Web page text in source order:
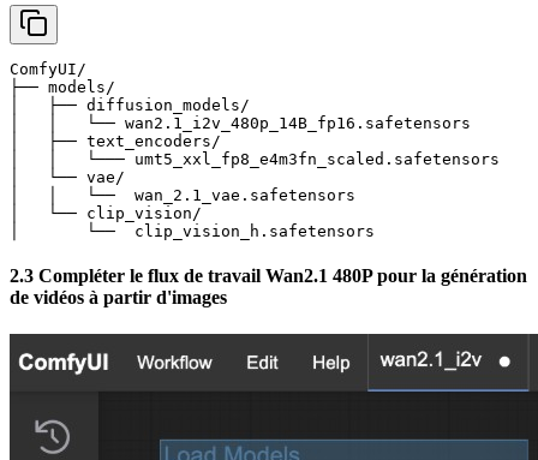
ComfyUI/
├── models/
│   ├── diffusion_models/
│   │   └── wan2.1_i2v_480p_14B_fp16.safetensors
│   ├── text_encoders/
│   │   └───
│   └── vae/
│   │   └──  wan_2.1_vae.safetensors
│   └── clip_vision/
│       └──  clip_vision_h.safetensors
2.3 Compléter le flux de travail Wan2.1 480P pour la génération
de vidéos à partir d'images